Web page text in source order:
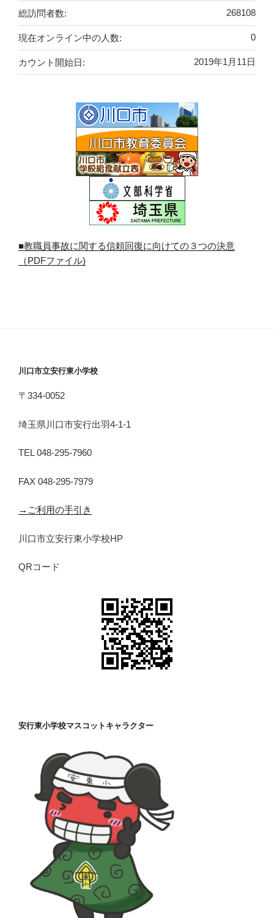
268108
総訪問者数:
0
現在オンライン中の人数:
2019年1月11日
カウント開始日:
■教職員事故に関する信頼回復に向けての３つの決意
（PDFファイル)
川口市立安行東小学校
〒334-0052
埼玉県川口市安行出羽4-1-1
TEL 048-295-7960
FAX 048-295-7979
→ご利用の手引き
川口市立安行東小学校HP
QRコード
安行東小学校マスコットキャラクター